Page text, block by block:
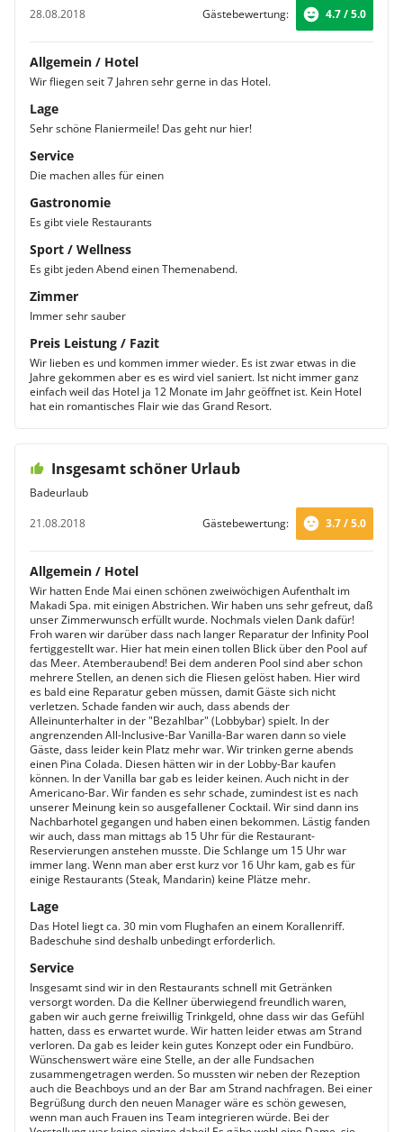
28.08.2018
Gästebewertung: 4.7 / 5.0
Allgemein / Hotel
Wir fliegen seit 7 Jahren sehr gerne in das Hotel.
Lage
Sehr schöne Flaniermeile! Das geht nur hier!
Service
Die machen alles für einen
Gastronomie
Es gibt viele Restaurants
Sport / Wellness
Es gibt jeden Abend einen Themenabend.
Zimmer
Immer sehr sauber
Preis Leistung / Fazit
Wir lieben es und kommen immer wieder. Es ist zwar etwas in die
Jahre gekommen aber es es wird viel saniert. Ist nicht immer ganz
einfach weil das Hotel ja 12 Monate im Jahr geöffnet ist. Kein Hotel
hat ein romantisches Flair wie das Grand Resort.
Insgesamt schöner Urlaub
Badeurlaub
21.08.2018
Gästebewertung: 3.7 / 5.0
Allgemein / Hotel
Wir hatten Ende Mai einen schönen zweiwöchigen Aufenthalt im
Makadi Spa. mit einigen Abstrichen. Wir haben uns sehr gefreut, daß
unser Zimmerwunsch erfüllt wurde. Nochmals vielen Dank dafür!
Froh waren wir darüber dass nach langer Reparatur der Infinity Pool
fertiggestellt war. Hier hat mein einen tollen Blick über den Pool auf
das Meer. Atemberaubend! Bei dem anderen Pool sind aber schon
mehrere Stellen, an denen sich die Fliesen gelöst haben. Hier wird
es bald eine Reparatur geben müssen, damit Gäste sich nicht
verletzen. Schade fanden wir auch, dass abends der
Alleinunterhalter in der "Bezahlbar" (Lobbybar) spielt. In der
angrenzenden All-Inclusive-Bar Vanilla-Bar waren dann so viele
Gäste, dass leider kein Platz mehr war. Wir trinken gerne abends
einen Pina Colada. Diesen hätten wir in der Lobby-Bar kaufen
können. In der Vanilla bar gab es leider keinen. Auch nicht in der
Americano-Bar. Wir fanden es sehr schade, zumindest ist es nach
unserer Meinung kein so ausgefallener Cocktail. Wir sind dann ins
Nachbarhotel gegangen und haben einen bekommen. Lästig fanden
wir auch, dass man mittags ab 15 Uhr für die Restaurant-
Reservierungen anstehen musste. Die Schlange um 15 Uhr war
immer lang. Wenn man aber erst kurz vor 16 Uhr kam, gab es für
einige Restaurants (Steak, Mandarin) keine Plätze mehr.
Lage
Das Hotel liegt ca. 30 min vom Flughafen an einem Korallenriff.
Badeschuhe sind deshalb unbedingt erforderlich.
Service
Insgesamt sind wir in den Restaurants schnell mit Getränken
versorgt worden. Da die Kellner überwiegend freundlich waren,
gaben wir auch gerne freiwillig Trinkgeld, ohne dass wir das Gefühl
hatten, dass es erwartet wurde. Wir hatten leider etwas am Strand
verloren. Da gab es leider kein gutes Konzept oder ein Fundbüro.
Wünschenswert wäre eine Stelle, an der alle Fundsachen
zusammengetragen werden. So mussten wir neben der Rezeption
auch die Beachboys und an der Bar am Strand nachfragen. Bei einer
Begrüßung durch den neuen Manager wäre es schön gewesen,
wenn man auch Frauen ins Team integrieren würde. Bei der